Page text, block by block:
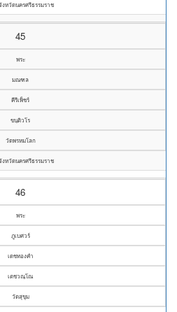
หวัดนครศรีธรรมราช
45
พระ
มณฑล
คีรีเพ็ชร์
ขนฺติวโร
วัดพรหมโลก
หวัดนครศรีธรรมราช
46
พระ
ภูเบศวร์
เดชทองคำ
เตชวณฺโณ
วัดสุขุม